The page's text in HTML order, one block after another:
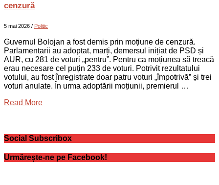
cenzură
5 mai 2026 / Politic
Guvernul Bolojan a fost demis prin moțiune de cenzură.
Parlamentarii au adoptat, marți, demersul inițiat de PSD și
AUR, cu 281 de voturi „pentru”. Pentru ca moțiunea să treacă
erau necesare cel puțin 233 de voturi. Potrivit rezultatului
votului, au fost înregistrate doar patru voturi „împotrivă” și trei
voturi anulate. În urma adoptării moțiunii, premierul …
Read More
Social Subscribox
Urmărește-ne pe Facebook!